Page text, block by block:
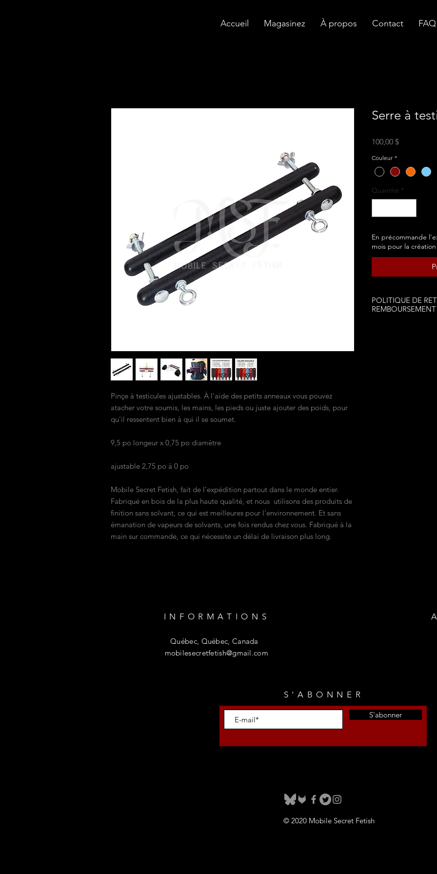
Accueil Magasinez À propos Contact FAQ
Pinçe à testicules ajustables. À l'aide des petits anneaux vous pouvez
atacher votre soumis, les mains, les pieds ou juste ajouter des poids, pour
qu'il ressentent bien à qui il se soumet.
9,5 po longeur x 0,75 po diamètre
ajustable 2,75 po à 0 po
Mobile Secret Fetish, fait de l'expédition partout dans le monde entier.
Fabriqué en bois de la plus haute qualité, et nous utilisons des produits de
finition sans solvant, ce qui est meilleures pour l'environnement. Et sans
émanation de vapeurs de solvants, une fois rendus chez vous. Fabriqué à la
main sur commande, ce qui nécessite un délai de livraison plus long.
Serre à
100,00 $Prix
Couleur *
Quantité *
En précommande
mois pour la
POLITIQUE DE
REMBOURSEMENT
INFORMATIONS
Québec, Québec, Canada
mobilesecretfetish@gmail.com
S'ABONNER
S'abonner
© 2020 Mobile Secret Fetish